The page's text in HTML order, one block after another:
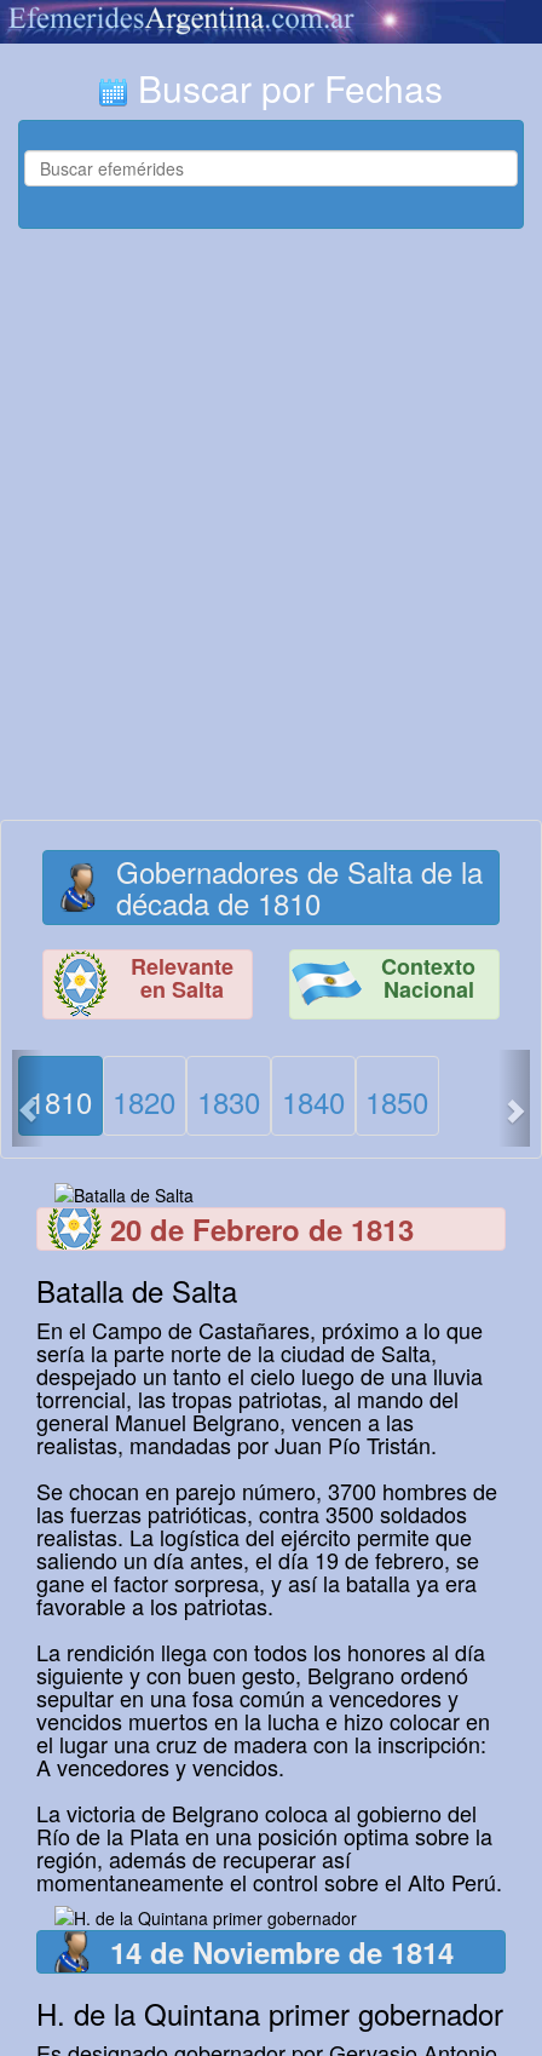
Buscar por Fechas
Gobernadores de Salta de la
década de 1810
Relevante
en Salta
Contexto
Nacional
1810 1820 1830 1840 1850
<
20 de Febrero de 1813
Batalla de Salta
En el Campo de Castañares, próximo a lo que
sería la parte norte de la ciudad de Salta,
despejado un tanto el cielo luego de una lluvia
torrencial, las tropas patriotas, al mando del
general Manuel Belgrano, vencen a las
realistas, mandadas por Juan Pío Tristán.
Se chocan en parejo número, 3700 hombres de
las fuerzas patrióticas, contra 3500 soldados
realistas. La logística del ejército permite que
saliendo un día antes, el día 19 de febrero, se
gane el factor sorpresa, y así la batalla ya era
favorable a los patriotas.
La rendición llega con todos los honores al día
siguiente y con buen gesto, Belgrano ordenó
sepultar en una fosa común a vencedores y
vencidos muertos en la lucha e hizo colocar en
el lugar una cruz de madera con la inscripción:
A vencedores y vencidos.
La victoria de Belgrano coloca al gobierno del
Río de la Plata en una posición optima sobre la
región, además de recuperar así
momentaneamente el control sobre el Alto Perú.
14 de Noviembre de 1814
H. de la Quintana primer gobernador